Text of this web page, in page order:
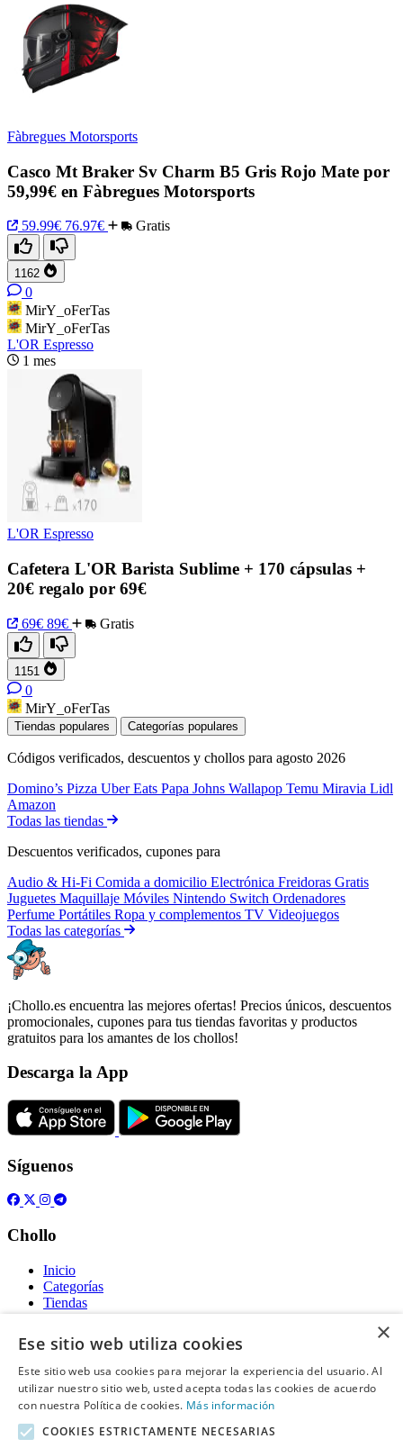
Fàbregues Motorsports
Casco Mt Braker Sv Charm B5 Gris Rojo Mate por
59,99€ en Fàbregues Motorsports
59.99€ 76.97€ Gratis
1162
0
MirY_oFerTas
MirY_oFerTas
L'OR Espresso
1 mes
L'OR Espresso
Cafetera L'OR Barista Sublime + 170 cápsulas +
20€ regalo por 69€
69€ 89€ Gratis
1151
0
MirY_oFerTas
Tiendas populares Categorías populares
Códigos verificados, descuentos y chollos para agosto 2026
Domino’s Pizza Uber Eats Papa Johns Wallapop Temu Miravia Lidl
Amazon
Todas las tiendas
Descuentos verificados, cupones para
Audio & Hi-Fi Comida a domicilio Electrónica Freidoras Gratis
Juguetes Maquillaje Móviles Nintendo Switch Ordenadores
Perfume Portátiles Ropa y complementos TV Videojuegos
Todas las categorías
¡Chollo.es encuentra las mejores ofertas! Precios únicos, descuentos
promocionales, cupones para tus tiendas favoritas y productos
gratuitos para los amantes de los chollos!
Descarga la App
Síguenos
Chollo
Inicio
Categorías
Tiendas
Gratis
Acerca de
Sobre nosotros
Contacto
×
Ese sitio web utiliza cookies
Este sitio web usa cookies para mejorar la experiencia del usuario. Al
utilizar nuestro sitio web, usted acepta todas las cookies de acuerdo
con nuestra Política de cookies. Más información
COOKIES ESTRICTAMENTE NECESARIAS